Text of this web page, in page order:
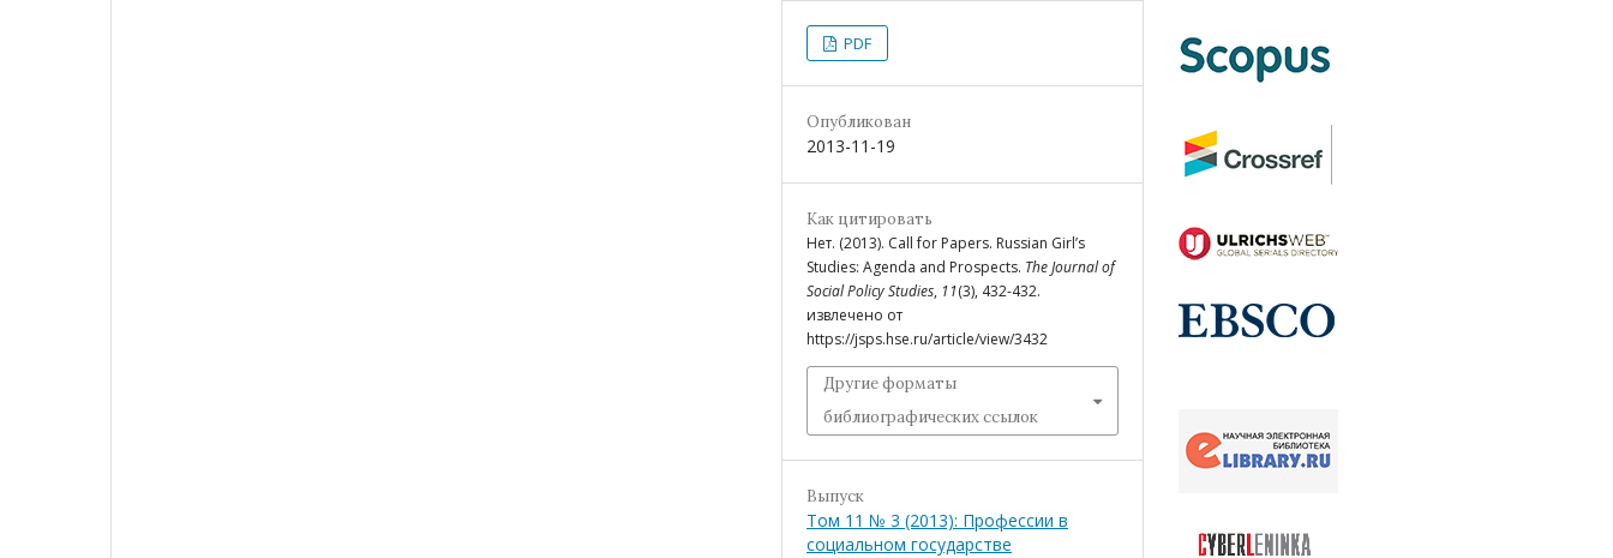
PDF
Опубликован
2013-11-19
Как цитировать
Нет. (2013). Call for Papers. Russian Girl’s
Studies: Agenda and Prospects. The Journal of
Social Policy Studies, 11(3), 432-432.
извлечено от
https://jsps.hse.ru/article/view/3432
Другие форматы
библиографических ссылок
Выпуск
Том 11 № 3 (2013): Профессии в
социальном государстве